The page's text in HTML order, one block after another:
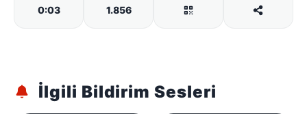
0:03 1.856
İlgili Bildirim Sesleri